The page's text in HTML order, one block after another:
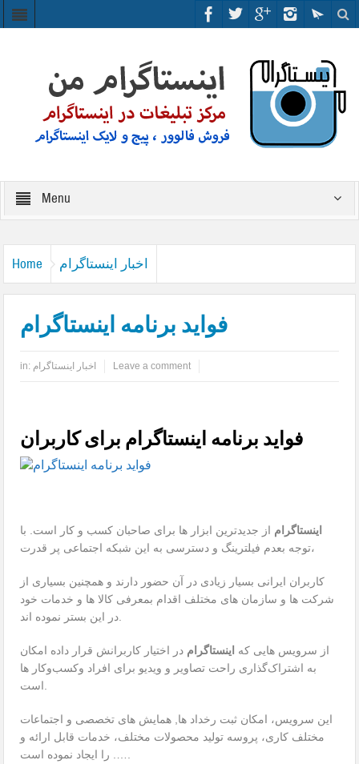
Menu
Home اخبار اینستاگرام
فواید برنامه اینستاگرام
in: اخبار اینستاگرام Leave a comment
فواید برنامه اینستاگرام برای کاربران
اینستاگرام از جدیدترین ابزار ها برای صاحبان کسب و کار است. با
توجه بعدم فیلترینگ و دسترسی به این شبکه اجتماعی پر قدرت،
کاربران ایرانی بسیار زیادی در آن حضور دارند و همچنین بسیاری از
شرکت‌ ها و سازمان‌ های مختلف اقدام بمعرفی کالا ها و خدمات خود
از سرویس هایی که اینستاگرام در اختیار کاربرانش قرار داده امکان
به اشتراک‌گذاری راحت تصاویر و ویدیو برای افراد وکسب‌وکار ها
این سرویس، امکان ثبت رخداد ها, همایش‌ های تخصصی و اجتماعات
مختلف کاری، پروسه تولید محصولات مختلف، خدمات قابل ارائه و